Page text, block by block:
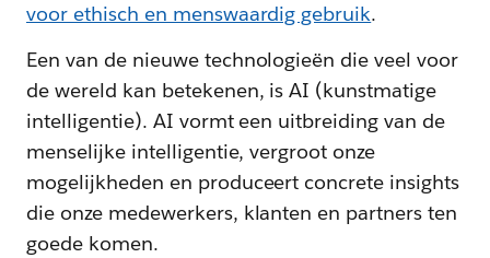
voor ethisch en menswaardig gebruik.
Een van de nieuwe technologieën die veel voor
de wereld kan betekenen, is AI (kunstmatige
intelligentie). AI vormt een uitbreiding van de
menselijke intelligentie, vergroot onze
mogelijkheden en produceert concrete insights
die onze medewerkers, klanten en partners ten
goede komen.